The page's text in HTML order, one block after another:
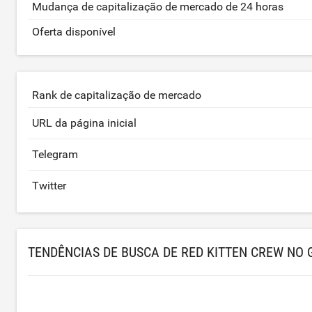
Mudança de capitalização de mercado de 24 horas
Oferta disponível
Rank de capitalização de mercado
URL da página inicial
Telegram
Twitter
TENDÊNCIAS DE BUSCA DE RED KITTEN CREW NO